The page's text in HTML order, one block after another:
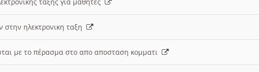
στην ηλεκτρονικη ταξη
με το πέρασμα στο απο αποσταση κομματι